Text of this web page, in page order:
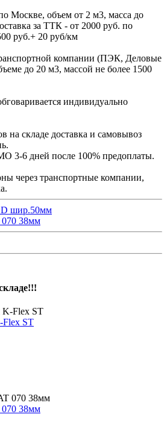
Москве, объем от 2 м3, масса до
за ТТК - от 2000 руб. по
руб.+ 20 руб/км
компании (ПЭК, Деловые
до 20 м3, массой не более 1500
индивидуально
на складе доставка и самовывоз
3-6 дней после 100% предоплаты.
через транспортные компании,
шир.50мм
38мм
Flex ST
38мм